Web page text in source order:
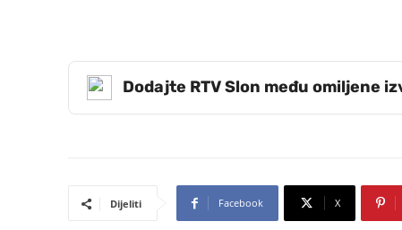
Dodajte RTV Slon među omiljene
Dijeliti Facebook X